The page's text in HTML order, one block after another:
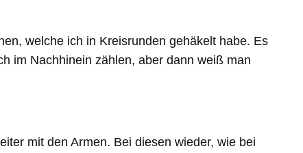
welche ich in Kreisrunden gehäkelt habe. Es
im Nachhinein zählen, aber dann weiß man
mit den Armen. Bei diesen wieder, wie bei